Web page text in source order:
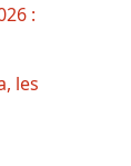
:
les